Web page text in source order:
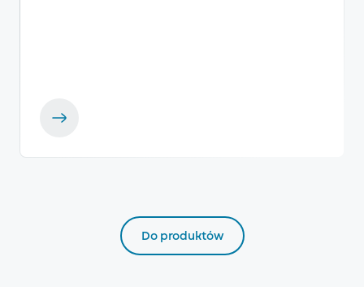
Do produktów